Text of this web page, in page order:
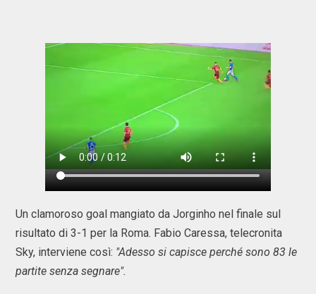
Un clamoroso goal mangiato da Jorginho nel finale sul
risultato di 3-1 per la Roma. Fabio Caressa, telecronita
Sky, interviene così: "Adesso si capisce perché sono 83 le
partite senza segnare".